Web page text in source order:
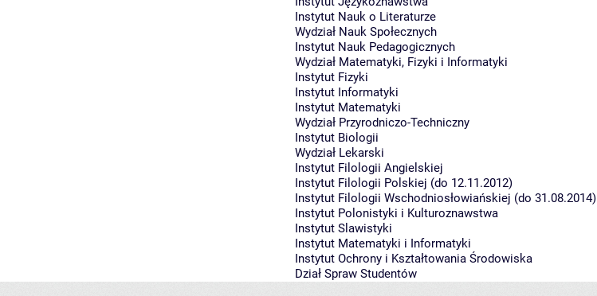
Instytut Nauk o Literaturze
Wydział Nauk Społecznych
Instytut Nauk Pedagogicznych
Wydział Matematyki, Fizyki i Informatyki
Instytut Fizyki
Instytut Informatyki
Instytut Matematyki
Wydział Przyrodniczo-Techniczny
Instytut Biologii
Wydział Lekarski
Instytut Filologii Angielskiej
Instytut Filologii Polskiej (do 12.11.2012)
Instytut Filologii Wschodniosłowiańskiej (do 31.08.2014)
Instytut Polonistyki i Kulturoznawstwa
Instytut Slawistyki
Instytut Matematyki i Informatyki
Instytut Ochrony i Kształtowania Środowiska
Dział Spraw Studentów